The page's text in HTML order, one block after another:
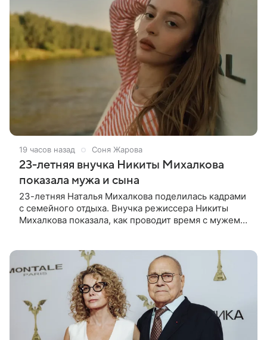
19 часов назад Соня Жарова
23-летняя внучка Никиты Михалкова
показала мужа и сына
23-летняя Наталья Михалкова поделилась кадрами
с семейного отдыха. Внучка режиссера Никиты
Михалкова показала, как проводит время с мужем